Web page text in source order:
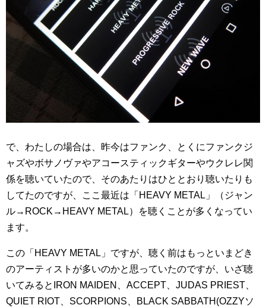
で、わたしの場合は、昨今はファンク、とくにファンクジ
ャズやボサノヴァやアコースティックギターやウクレレ関
係を聴いていたので、そのあたりはひととおり聴いたりも
してたのですが、ここ最近は「HEAVY METAL」（ジャン
ル→ROCK→HEAVY METAL）を聴くことが多くなってい
ます。
この「HEAVY METAL」ですが、聴く前はもっといまどき
のアーティストが多いのかと思っていたのですが、いざ聴
いてみるとIRON MAIDEN、ACCEPT、JUDAS PRIEST、
QUIET RIOT、SCORPIONS、BLACK SABBATH(OZZYソ